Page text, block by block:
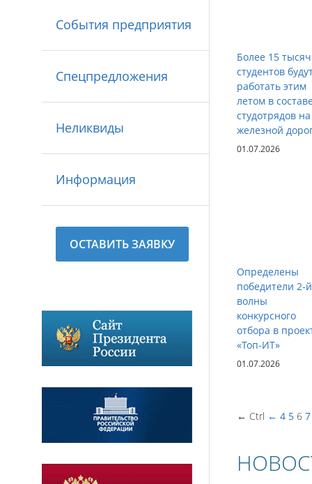
События предприятия
Спецпредложения
Неликвиды
Информация
ОСТАВИТЬ ЗАЯВКУ
Более 15 тысяч
студентов
работать этим
летом в
студотрядов на
железной
01.07.2026
Определены
победители 2-й
волны
конкурсного
отбора в
«Топ-ИТ»
01.07.2026
← Ctrl ← 4 5 6 7